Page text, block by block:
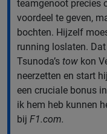
teamgenoot precies
voordeel te geven,
bochten. Hijzelf
running loslaten.
Tsunoda’s tow kon
neerzetten en start
een cruciale bonus
ik hem heb kunnen
bij F1.com.